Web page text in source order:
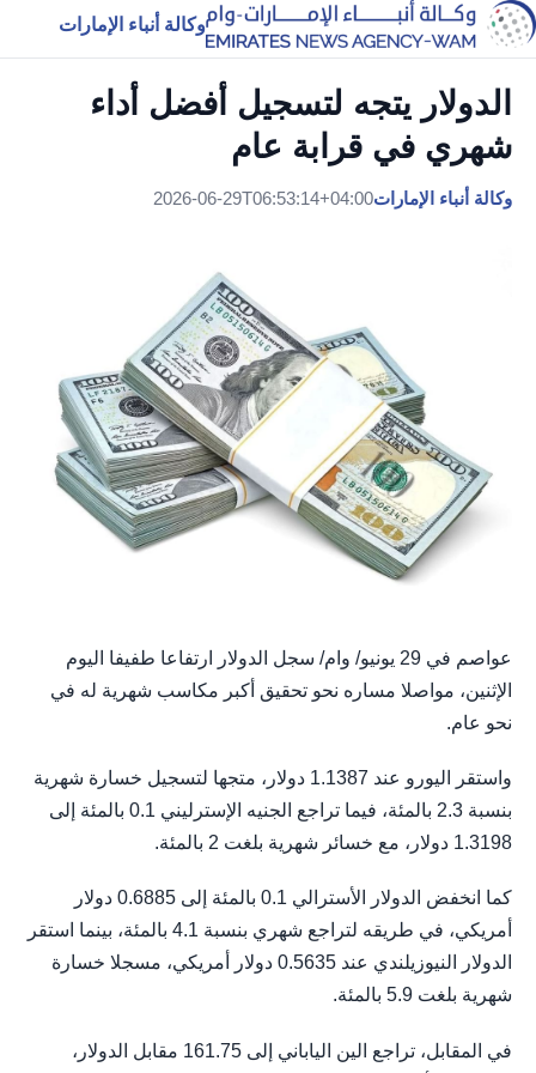
وكالة أنباء الإمارات
الدولار يتجه لتسجيل أفضل أداء
شهري في قرابة عام
وكالة أنباء الإمارات2026-06-29T06:53:14+04:00
عواصم في 29 يونيو/ وام/ سجل الدولار ارتفاعا طفيفا اليوم
الإثنين، مواصلا مساره نحو تحقيق أكبر مكاسب شهرية له في
نحو عام.
واستقر اليورو عند 1.1387 دولار، متجها لتسجيل خسارة شهرية
بنسبة 2.3 بالمئة، فيما تراجع الجنيه الإسترليني 0.1 بالمئة إلى
1.3198 دولار، مع خسائر شهرية بلغت 2 بالمئة.
كما انخفض الدولار الأسترالي 0.1 بالمئة إلى 0.6885 دولار
أمريكي، في طريقه لتراجع شهري بنسبة 4.1 بالمئة، بينما استقر
الدولار النيوزيلندي عند 0.5635 دولار أمريكي، مسجلا خسارة
شهرية بلغت 5.9 بالمئة.
في المقابل، تراجع الين الياباني إلى 161.75 مقابل الدولار،